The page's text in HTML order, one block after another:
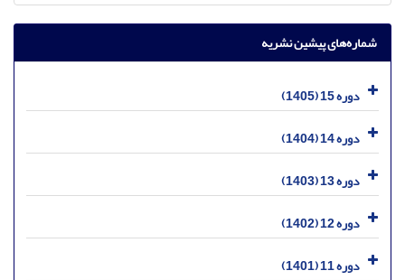
شماره‌های پیشین نشریه
دوره 15 (1405)
دوره 14 (1404)
دوره 13 (1403)
دوره 12 (1402)
دوره 11 (1401)